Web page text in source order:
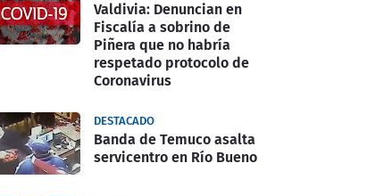
Valdivia: Denuncian en
Fiscalía a sobrino de
Piñera que no habría
respetado protocolo de
Coronavirus
DESTACADO
Banda de Temuco asalta
servicentro en Río Bueno